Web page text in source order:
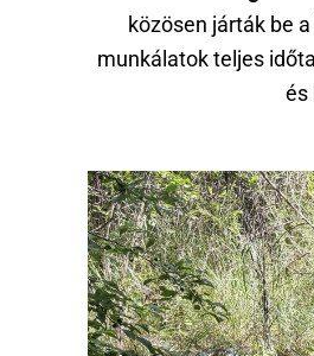
közösen járták be
munkálatok teljes
és